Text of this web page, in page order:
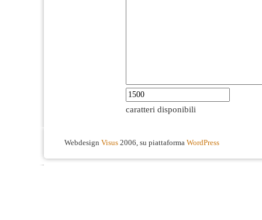
caratteri disponibili
Webdesign Visus 2006, su piattaforma WordPress